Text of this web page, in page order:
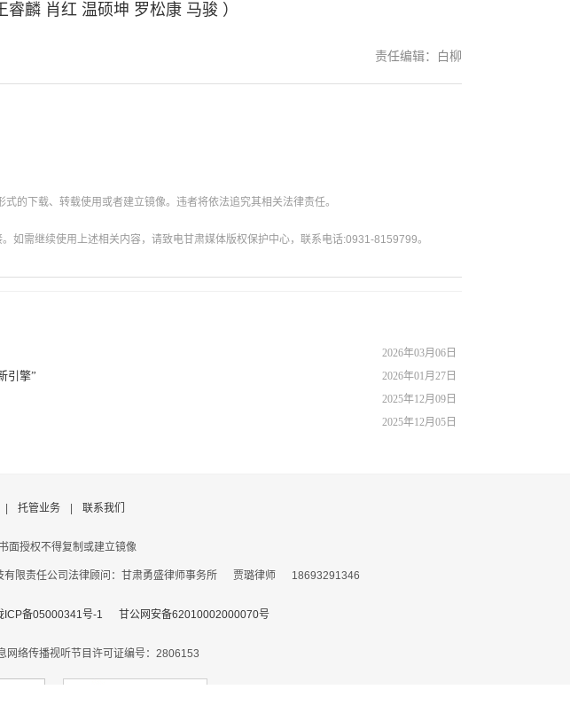
麟 肖红 温硕坤 罗松康 马骏 ）
责任编辑：白柳
的下载、转载使用或者建立镜像。违者将依法追究其相关法律责任。
需继续使用上述相关内容，请致电甘肃媒体版权保护中心，联系电话:0931-8159799。
2026年03月06日
2026年01月27日
引擎”
2025年12月09日
2025年12月05日
托管业务 联系我们
面授权不得复制或建立镜像
限责任公司法律顾问：甘肃勇盛律师事务所 贾璐律师 18693291346
ICP备05000341号-1 甘公网安备62010002000070号
网络传播视听节目许可证编号：2806153